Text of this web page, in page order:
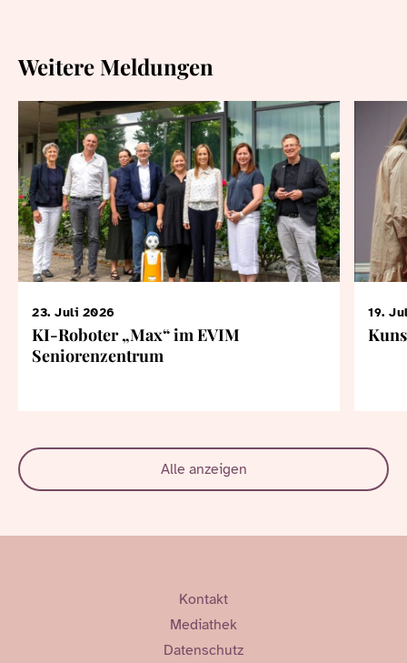
Weitere Meldungen
23. Juli 2026
KI-Roboter „Max“ im EVIM
Seniorenzentrum
19.
Alle anzeigen
Kontakt
Mediathek
Datenschutz